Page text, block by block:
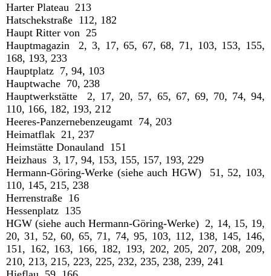
Harter Plateau 213
Hatschekstraße 112, 182
Haupt Ritter von 25
Hauptmagazin 2, 3, 17, 65, 67, 68, 71, 103, 153, 155,
168, 193, 233
Hauptplatz 7, 94, 103
Hauptwache 70, 238
Hauptwerkstätte 2, 17, 20, 57, 65, 67, 69, 70, 74, 94,
110, 166, 182, 193, 212
Heeres-Panzernebenzeugamt 74, 203
Heimatflak 21, 237
Heimstätte Donauland 151
Heizhaus 3, 17, 94, 153, 155, 157, 193, 229
Hermann-Göring-Werke (siehe auch HGW) 51, 52, 103,
110, 145, 215, 238
Herrenstraße 16
Hessenplatz 135
HGW (siehe auch Hermann-Göring-Werke) 2, 14, 15, 19,
20, 31, 52, 60, 65, 71, 74, 95, 103, 112, 138, 145, 146,
151, 162, 163, 166, 182, 193, 202, 205, 207, 208, 209,
210, 213, 215, 223, 225, 232, 235, 238, 239, 241